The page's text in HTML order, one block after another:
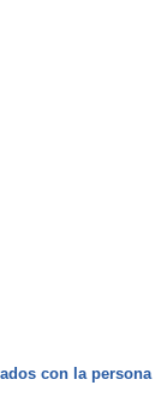
con la persona